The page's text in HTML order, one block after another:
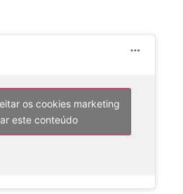
os cookies marketing
este conteúdo